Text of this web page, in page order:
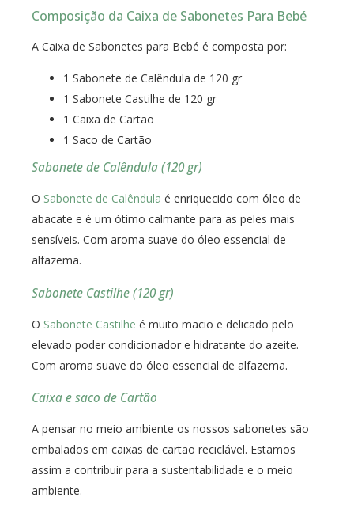
Composição da Caixa de Sabonetes Para Bebé
A Caixa de Sabonetes para Bebé é composta por:
1 Sabonete de Calêndula de 120 gr
1 Sabonete Castilhe de 120 gr
1 Caixa de Cartão
1 Saco de Cartão
Sabonete de Calêndula (120 gr)
O Sabonete de Calêndula é enriquecido com óleo de
abacate e é um ótimo calmante para as peles mais
sensíveis. Com aroma suave do óleo essencial de
alfazema.
Sabonete Castilhe (120 gr)
O Sabonete Castilhe é muito macio e delicado pelo
elevado poder condicionador e hidratante do azeite.
Com aroma suave do óleo essencial de alfazema.
Caixa e saco de Cartão
A pensar no meio ambiente os nossos sabonetes são
embalados em caixas de cartão reciclável. Estamos
assim a contribuir para a sustentabilidade e o meio
ambiente.